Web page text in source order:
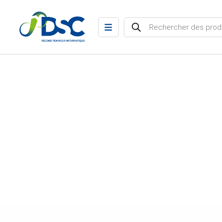
Recherche de produits